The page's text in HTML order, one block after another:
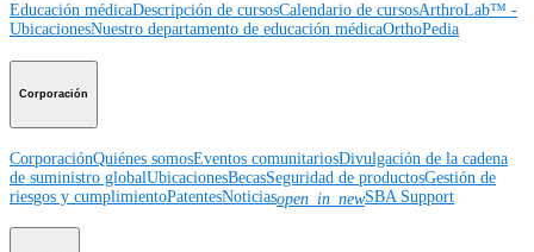
Educación médicaDescripción de cursosCalendario de cursosArthroLab™ -
UbicacionesNuestro departamento de educación médicaOrthoPedia
Corporación
CorporaciónQuiénes somosEventos comunitariosDivulgación de la cadena
de suministro globalUbicacionesBecasSeguridad de productosGestión de
riesgos y cumplimientoPatentesNoticiasopen_in_newSBA Support